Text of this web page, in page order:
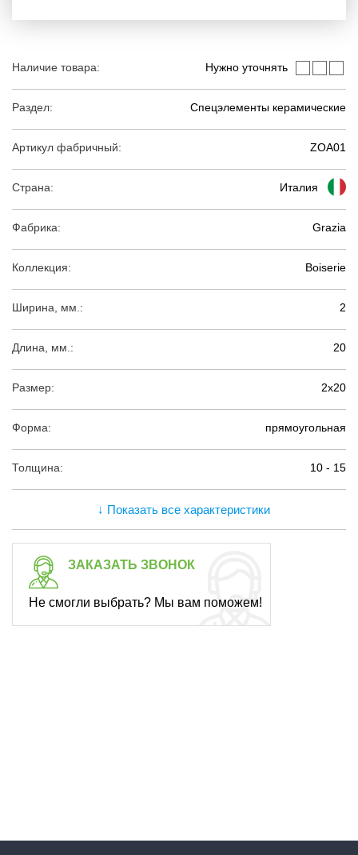
Наличие товара: Нужно уточнять
Раздел: Спецэлементы керамические
Артикул фабричный: ZOA01
Страна: Италия
Фабрика: Grazia
Коллекция: Boiserie
Ширина, мм.: 2
Длина, мм.: 20
Размер: 2х20
Форма: прямоугольная
Толщина: 10 - 15
↓ Показать все характеристики
ЗАКАЗАТЬ ЗВОНОК
Не смогли выбрать? Мы вам поможем!